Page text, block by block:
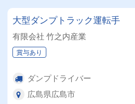
大型ダンプトラック運転手
有限会社 竹之内産業
賞与あり
ダンプドライバー
広島県広島市